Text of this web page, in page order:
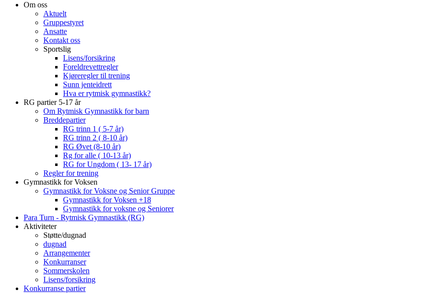
Om oss
Aktuelt
Gruppestyret
Ansatte
Kontakt oss
Sportslig
Lisens/forsikring
Foreldrevettregler
Kjøreregler til trening
Sunn jenteidrett
Hva er rytmisk gymnastikk?
RG partier 5-17 år
Om Rytmisk Gymnastikk for barn
Breddepartier
RG trinn 1 ( 5-7 år)
RG trinn 2 ( 8-10 år)
RG Øvet (8-10 år)
Rg for alle ( 10-13 år)
RG for Ungdom ( 13- 17 år)
Regler for trening
Gymnastikk for Voksen
Gymnastikk for Voksne og Senior Gruppe
Gymnastikk for Voksen +18
Gymnastikk for voksne og Seniorer
Para Turn - Rytmisk Gymnastikk (RG)
Aktiviteter
Støtte/dugnad
dugnad
Arrangementer
Konkurranser
Sommerskolen
Lisens/forsikring
Konkurranse partier